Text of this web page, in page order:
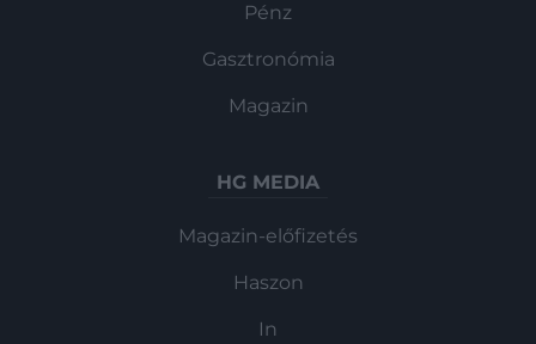
Pénz
Gasztronómia
Magazin
HG MEDIA
Magazin-előfizetés
Haszon
In